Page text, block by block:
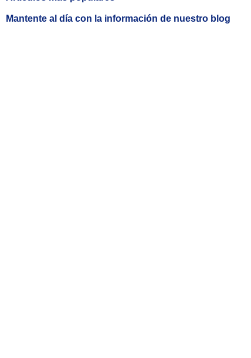
Mantente al día con la información de nuestro blog